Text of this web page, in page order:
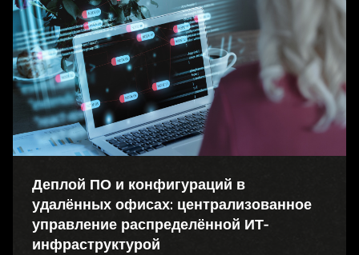
Деплой ПО и конфигураций в
удалённых офисах: централизованное
управление распределённой ИТ-
инфраструктурой